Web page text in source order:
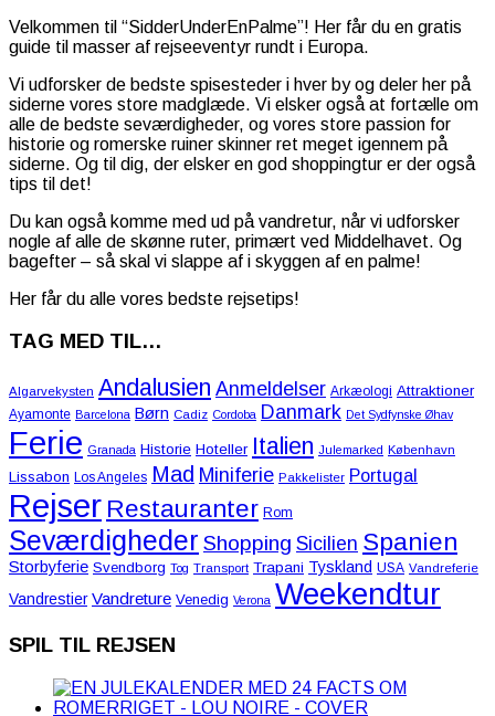
Velkommen til “SidderUnderEnPalme”! Her får du en gratis
guide til masser af rejseeventyr rundt i Europa.
Vi udforsker de bedste spisesteder i hver by og deler her på
siderne vores store madglæde. Vi elsker også at fortælle om
alle de bedste seværdigheder, og vores store passion for
historie og romerske ruiner skinner ret meget igennem på
siderne. Og til dig, der elsker en god shoppingtur er der også
tips til det!
Du kan også komme med ud på vandretur, når vi udforsker
nogle af alle de skønne ruter, primært ved Middelhavet. Og
bagefter – så skal vi slappe af i skyggen af en palme!
Her får du alle vores bedste rejsetips!
TAG MED TIL…
Algarvekysten Andalusien Anmeldelser Arkæologi Attraktioner
Ayamonte Barcelona Børn Cadiz Cordoba Danmark Det Sydfynske Øhav
Ferie Granada Historie Hoteller Italien Julemarked København
Lissabon Los Angeles Mad Miniferie Pakkelister Portugal
Rejser Restauranter Rom
Seværdigheder Shopping Sicilien Spanien
Storbyferie Svendborg Tog Transport Trapani Tyskland USA Vandreferie
Vandrestier Vandreture Venedig Verona Weekendtur
SPIL TIL REJSEN